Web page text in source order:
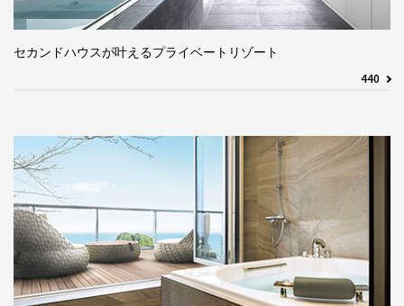
セカンドハウスが叶えるプライベートリゾート
440